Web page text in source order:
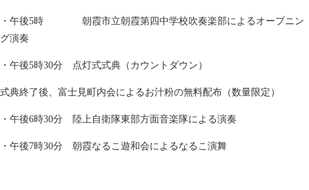
・午後5時 朝霞市立朝霞第四中学校吹奏楽部によるオープニン
グ演奏
・午後5時30分 点灯式式典（カウントダウン）
式典終了後、富士見町内会によるお汁粉の無料配布（数量限定）
・午後6時30分 陸上自衛隊東部方面音楽隊による演奏
・午後7時30分 朝霞なるこ遊和会によるなるこ演舞​